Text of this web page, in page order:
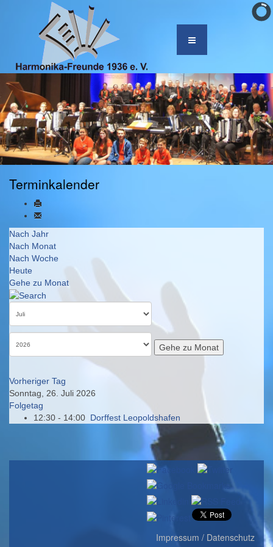
Terminkalender
Nach Jahr
Nach Monat
Nach Woche
Heute
Gehe zu Monat
Gehe zu Monat
Vorheriger Tag
Sonntag, 26. Juli 2026
Folgetag
12:30 - 14:00 Dorffest Leopoldshafen
Impressum / Datenschutz